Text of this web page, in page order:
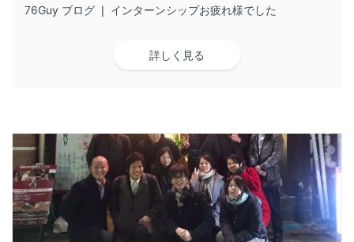
76Guy ブログ ❘ インターンシップお疲れ様でした
詳しく見る